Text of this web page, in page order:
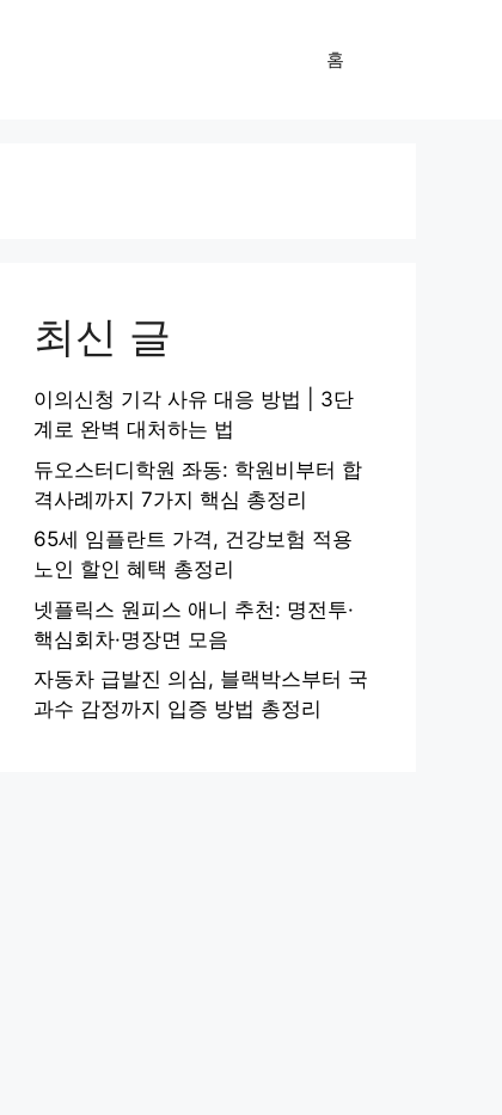
홈
최신 글
이의신청 기각 사유 대응 방법 | 3단
계로 완벽 대처하는 법
듀오스터디학원 좌동: 학원비부터 합
격사례까지 7가지 핵심 총정리
65세 임플란트 가격, 건강보험 적용
노인 할인 혜택 총정리
넷플릭스 원피스 애니 추천: 명전투·
핵심회차·명장면 모음
자동차 급발진 의심, 블랙박스부터 국
과수 감정까지 입증 방법 총정리